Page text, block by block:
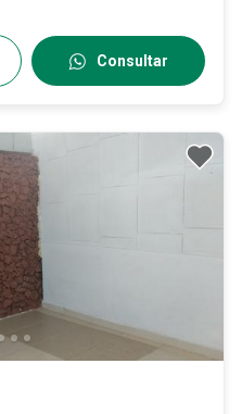
Consultar